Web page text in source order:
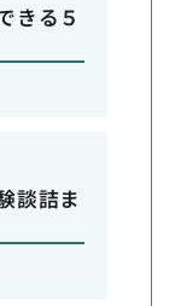
きる５
談詰ま